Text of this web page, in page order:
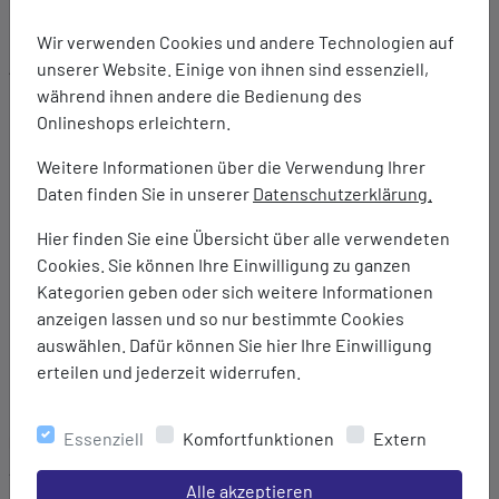
Wir verwenden Cookies und andere Technologien auf
unserer Website. Einige von ihnen sind essenziell,
während ihnen andere die Bedienung des
Onlineshops erleichtern.
Weitere Informationen über die Verwendung Ihrer
Daten finden Sie in unserer Datenschutzerklärung.
Hier finden Sie eine Übersicht über alle verwendeten
Cookies. Sie können Ihre Einwilligung zu ganzen
Kategorien geben oder sich weitere Informationen
anzeigen lassen und so nur bestimmte Cookies
auswählen. Dafür können Sie hier Ihre Einwilligung
erteilen und jederzeit widerrufen.
Essenziell Komfortfunktionen Extern
Einstellungen speichern für die Gruppe
Alle akzeptieren
Ausstattung:
Innovatives Mesh-Obermaterial, das die
Atmungsaktivität verbessert
und flexiblen Tragekomfort
GEL Technologie im Rückfußbereich: Verbessert die
Stoßabsorption und sorgt für ein weicheres Gefühl
beim Fußauftritt
Robuste Außensohle
Dämpfung: Normal
Sprengung: 8 mm
Unterstützung: Neutral
Entwickelt für Neutral / Unterpronation
Marke:
Asics